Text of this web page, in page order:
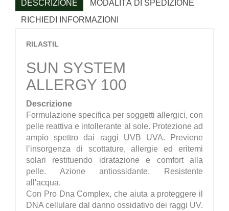
DESCRIZIONE
MODALITÀ DI SPEDIZIONE
RICHIEDI INFORMAZIONI
RILASTIL
SUN SYSTEM
ALLERGY 100
Descrizione
Formulazione specifica per soggetti allergici, con
pelle reattiva e intollerante al sole. Protezione ad
ampio spettro dai raggi UVB UVA. Previene
l’insorgenza di scottature, allergie ed eritemi
solari restituendo idratazione e comfort alla
pelle. Azione antiossidante. Resistente
all'acqua.
Con Pro Dna Complex, che aiuta a proteggere il
DNA cellulare dal danno ossidativo dei raggi UV.